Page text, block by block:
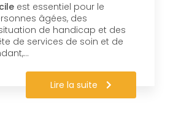
est essentiel pour le
âgées, des
de handicap et des
de services de soin et de
Lire la suite